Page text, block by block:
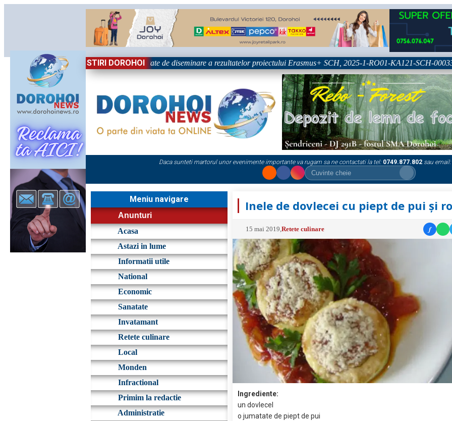
STIRI DOROHOI
„Grigore Ghica” Dorohoi - Activitate de diseminare a rezultatelor proiectului Erasmus+ SCH, 2025-1-RO01-KA121-SCH-000333361
Daca sunteti martorul unor evenimente importante va rugam sa ne contactati la tel: 0749.877.802 sau email:
Meniu navigare
Anunturi
Acasa
Astazi in lume
Informatii utile
National
Economic
Sanatate
Invatamant
Retete culinare
Local
Monden
Infractional
Primim la redactie
Administratie
Inele de dovlecei cu piept de pui și
15 mai 2019 ,Retete culinare f
Ingrediente:
un dovlecel
o jumatate de piept de pui